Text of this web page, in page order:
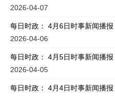
2026-04-07
每日时政： 4月6日时事新闻播报
2026-04-06
每日时政： 4月5日时事新闻播报
2026-04-05
每日时政： 4月4日时事新闻播报